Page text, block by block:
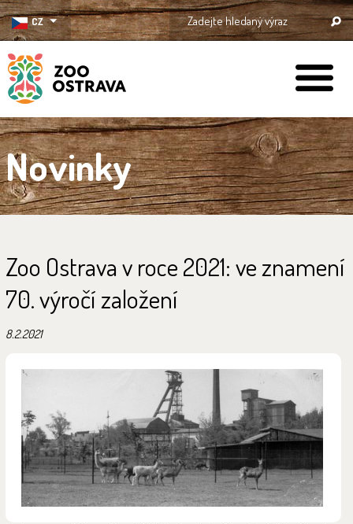
CZ
ZOO Ostrava
Novinky
Zoo Ostrava v roce 2021: ve znamení
70. výročí založení
8.2.2021